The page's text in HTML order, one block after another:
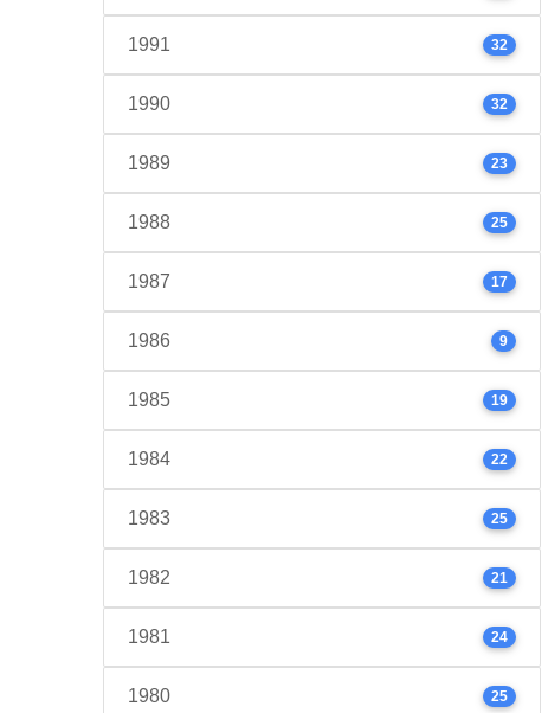
1991 32
1990 32
1989 23
1988 25
1987 17
1986 9
1985 19
1984 22
1983 25
1982 21
1981 24
1980 25